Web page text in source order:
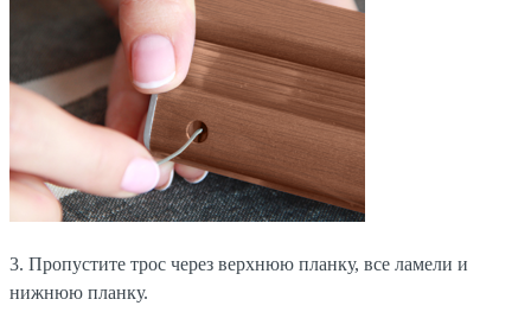
3. Пропустите трос через верхнюю планку, все ламели и
нижнюю планку.